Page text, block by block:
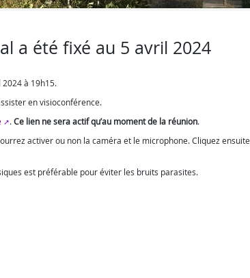
a été fixé au 5 avril 2024
à 19h15.
en visioconférence.
.Ce lien ne sera actif qu’au moment de la réunion.
activer ou non la caméra et le microphone. Cliquez
est préférable pour éviter les bruits parasites.